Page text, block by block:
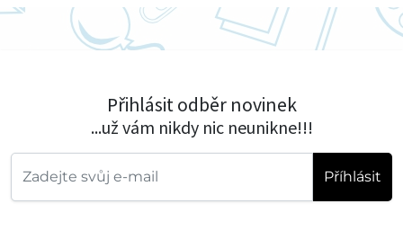
Přihlásit odběr novinek
...už vám nikdy nic neunikne!!!
Příhlásit